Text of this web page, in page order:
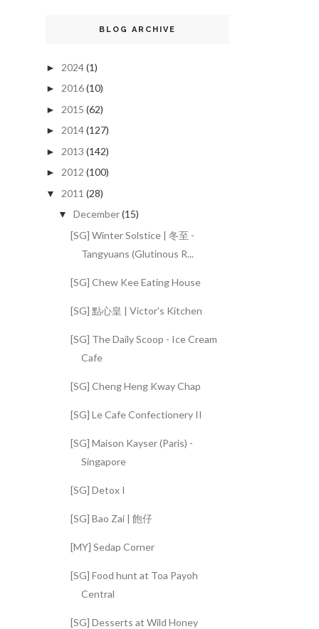
BLOG ARCHIVE
► 2024(1)
► 2016(10)
► 2015 (62)
► 2014(127)
► 2013 (142)
► 2012 (100)
▼ 2011 (28)
▼ December(15)
[SG] Winter Solstice | 冬至 -
Tangyuans (Glutinous R...
[SG] Chew Kee Eating House
[SG] 點心皇 | Victor's Kitchen
[SG] The Daily Scoop - Ice Cream
Cafe
[SG] Cheng Heng Kway Chap
[SG] Le Cafe Confectionery II
[SG] Maison Kayser (Paris) -
Singapore
[SG] Detox I
[SG] Bao Zai | 飽仔
[MY] Sedap Corner
[SG] Food hunt at Toa Payoh
Central
[SG] Desserts at Wild Honey